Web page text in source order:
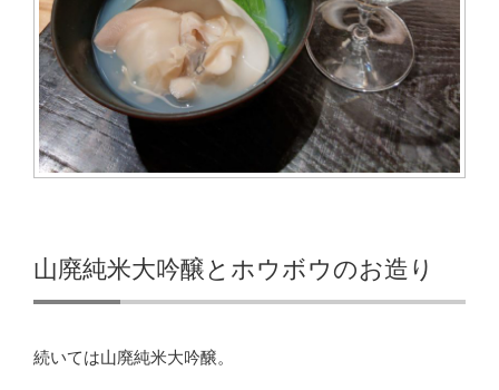
山廃純米大吟醸とホウボウのお造り
続いては山廃純米大吟醸。